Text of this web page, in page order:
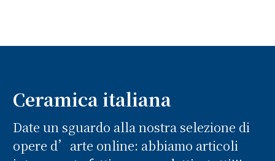
Ceramica italiana
Date un sguardo alla nostra selezione di
opere d’arte online: abbiamo articoli